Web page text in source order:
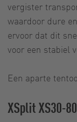
vergister
waardoor dure
ervoor dat dit
voor een stabiel
Een aparte
XSplit XS30-